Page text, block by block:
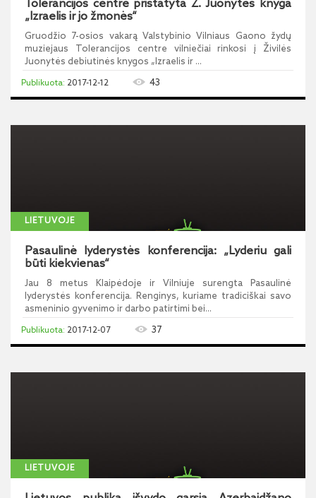
Tolerancijos centre pristatyta Ž. Juonytės knyga
„Izraelis ir jo žmonės“
Gruodžio 7-osios vakarą Valstybinio Vilniaus Gaono žydų
muziejaus Tolerancijos centre vilniečiai rinkosi į Živilės
Juonytės debiutinės knygos „Izraelis ir ...
2017-12-12 43
LIETUVOJE
Pasaulinė lyderystės konferencija: „Lyderiu gali
būti kiekvienas“
Jau 8 metus Klaipėdoje ir Vilniuje surengta Pasaulinė
lyderystės konferencija. Renginys, kuriame tradiciškai savo
asmeninio gyvenimo ir darbo patirtimi bei...
2017-12-07 37
LIETUVOJE